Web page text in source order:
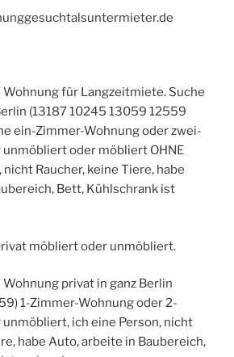
Wohnung für Langzeitmiete. Suche
(13187 10245 13059 12559
ein-Zimmer-Wohnung oder zwei-
oder möbliert OHNE
nicht Raucher, keine Tiere, habe
Bett, Kühlschrank ist
möbliert oder unmöbliert.
Wohnung privat in ganz Berlin
1-Zimmer-Wohnung oder 2-
ich eine Person, nicht
habe Auto, arbeite in Baubereich,